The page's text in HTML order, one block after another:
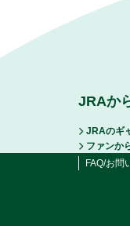
JRAか
JRAのギ
ファンか
FAQ/お問